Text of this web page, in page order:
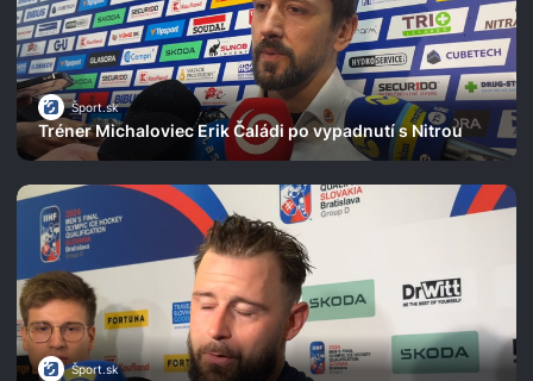
Šport.sk
Tréner Michaloviec Erik Čaládi po vypadnutí s Nitrou
Šport.sk